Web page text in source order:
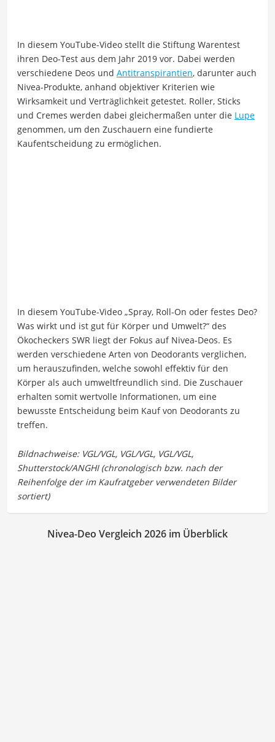
In diesem YouTube-Video stellt die Stiftung Warentest
ihren Deo-Test aus dem Jahr 2019 vor. Dabei werden
verschiedene Deos und Antitranspirantien, darunter auch
Nivea-Produkte, anhand objektiver Kriterien wie
Wirksamkeit und Verträglichkeit getestet. Roller, Sticks
und Cremes werden dabei gleichermaßen unter die Lupe
genommen, um den Zuschauern eine fundierte
Kaufentscheidung zu ermöglichen.
In diesem YouTube-Video „Spray, Roll-On oder festes Deo?
Was wirkt und ist gut für Körper und Umwelt?“ des
Ökocheckers SWR liegt der Fokus auf Nivea-Deos. Es
werden verschiedene Arten von Deodorants verglichen,
um herauszufinden, welche sowohl effektiv für den
Körper als auch umweltfreundlich sind. Die Zuschauer
erhalten somit wertvolle Informationen, um eine
bewusste Entscheidung beim Kauf von Deodorants zu
treffen.
Nivea-Deo Vergleich 2026 im Überblick